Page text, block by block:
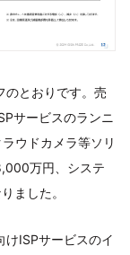
のとおりです。売
サービスのランニ
ウドカメラ等ソリ
万円、システ
ました。
ISPサービスのイ